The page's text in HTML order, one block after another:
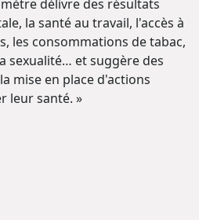
délivre des résultats
la santé au travail, l'accès à
les consommations de tabac,
sexualité… et suggère des
mise en place d'actions
leur santé. »